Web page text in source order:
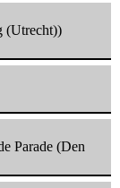
(Utrecht))
Parade (Den